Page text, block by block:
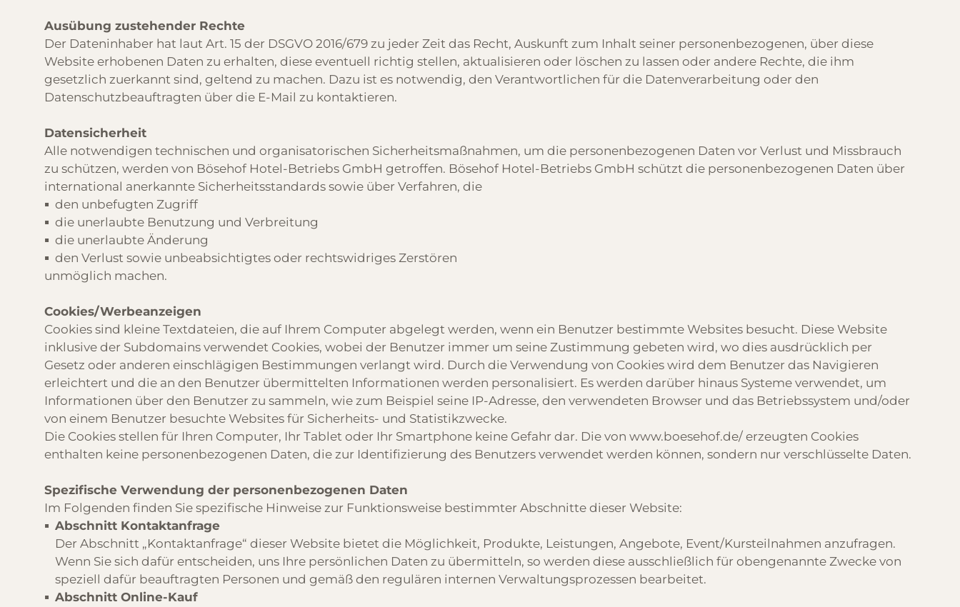
Ausübung zustehender Rechte
Der Dateninhaber hat laut Art. 15 der DSGVO 2016/679 zu jeder Zeit das Recht, Auskunft zum Inhalt seiner personenbezogenen, über diese
Website erhobenen Daten zu erhalten, diese eventuell richtig stellen, aktualisieren oder löschen zu lassen oder andere Rechte, die ihm
gesetzlich zuerkannt sind, geltend zu machen. Dazu ist es notwendig, den Verantwortlichen für die Datenverarbeitung oder den
Datenschutzbeauftragten über die E-Mail zu kontaktieren.
Datensicherheit
Alle notwendigen technischen und organisatorischen Sicherheitsmaßnahmen, um die personenbezogenen Daten vor Verlust und Missbrauch
zu schützen, werden von Bösehof Hotel-Betriebs GmbH getroffen. Bösehof Hotel-Betriebs GmbH schützt die personenbezogenen Daten über
international anerkannte Sicherheitsstandards sowie über Verfahren, die
den unbefugten Zugriff
die unerlaubte Benutzung und Verbreitung
die unerlaubte Änderung
den Verlust sowie unbeabsichtigtes oder rechtswidriges Zerstören
unmöglich machen.
Cookies/Werbeanzeigen
Cookies sind kleine Textdateien, die auf Ihrem Computer abgelegt werden, wenn ein Benutzer bestimmte Websites besucht. Diese Website
inklusive der Subdomains verwendet Cookies, wobei der Benutzer immer um seine Zustimmung gebeten wird, wo dies ausdrücklich per
Gesetz oder anderen einschlägigen Bestimmungen verlangt wird. Durch die Verwendung von Cookies wird dem Benutzer das Navigieren
erleichtert und die an den Benutzer übermittelten Informationen werden personalisiert. Es werden darüber hinaus Systeme verwendet, um
Informationen über den Benutzer zu sammeln, wie zum Beispiel seine IP-Adresse, den verwendeten Browser und das Betriebssystem und/oder
von einem Benutzer besuchte Websites für Sicherheits- und Statistikzwecke.
Die Cookies stellen für Ihren Computer, Ihr Tablet oder Ihr Smartphone keine Gefahr dar. Die vonwww.boesehof.de/ erzeugten Cookies
enthalten keine personenbezogenen Daten, die zur Identifizierung des Benutzers verwendet werden können, sondern nur verschlüsselte Daten.
Spezifische Verwendung der personenbezogenen Daten
Im Folgenden finden Sie spezifische Hinweise zur Funktionsweise bestimmter Abschnitte dieser Website:
Abschnitt Kontaktanfrage
Der Abschnitt „Kontaktanfrage“ dieser Website bietet die Möglichkeit, Produkte, Leistungen, Angebote, Event/Kursteilnahmen anzufragen.
Wenn Sie sich dafür entscheiden, uns Ihre persönlichen Daten zu übermitteln, so werden diese ausschließlich für obengenannte Zwecke von
speziell dafür beauftragten Personen und gemäß den regulären internen Verwaltungsprozessen bearbeitet.
Abschnitt Online-Kauf